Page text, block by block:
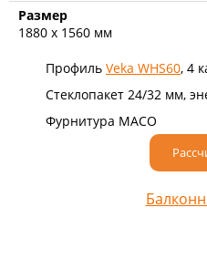
Размер
1880 х 1560 мм
Профиль Veka WHS60, 4
Стеклопакет 24/32 мм,
Фурнитура MACO